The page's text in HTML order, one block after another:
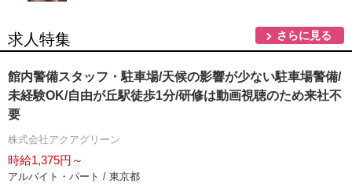
求人特集 さらに見る
館内警備スタッフ・駐車場/天候の影響が少ない駐車場警備/
未経験OK/自由が丘駅徒歩1分/研修は動画視聴のため来社不
要
株式会社アクアグリーン
時給1,375円～
アルバイト・パート / 東京都